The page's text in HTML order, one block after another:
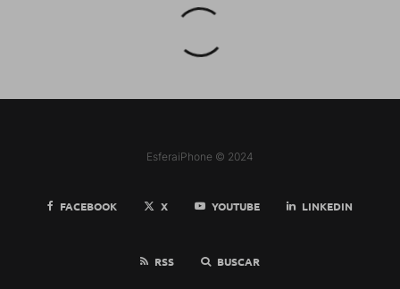
EsferaiPhone © 2024
FACEBOOK X YOUTUBE LINKEDIN
RSS BUSCAR